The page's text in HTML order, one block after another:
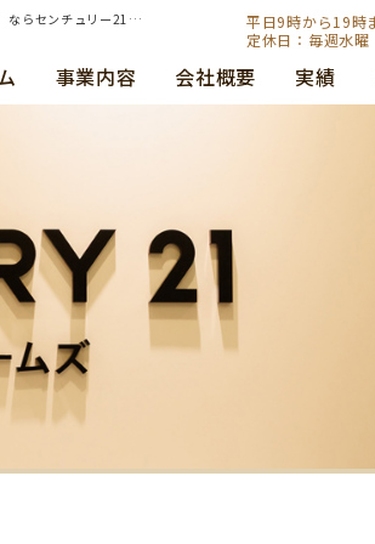
| 横浜市保土ヶ谷区峰沢町 戸建の売却査定のお問合せを頂きました | 横浜・川崎・東京都内の不動産（新築一戸建て・中古一戸建て・土地・マンション）ならセンチュリー21ジェイワンホームズ
平日9時から19時
定休日：毎週水曜
事業内容 会社概要 実績